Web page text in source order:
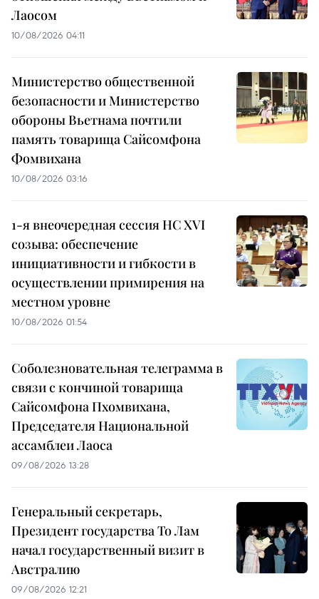
Лаосом
10/08/2026 04:11
Министерство общественной
безопасности и Министерство
обороны Вьетнама почтили
память товарища Сайсомфона
Фомвихана
10/08/2026 03:16
1-я внеочередная сессия НС XVI
созыва: обеспечение
инициативности и гибкости в
осуществлении примирения на
местном уровне
10/08/2026 01:54
Соболезновательная телеграмма в
связи с кончиной товарища
Сайсомфона Пхомвихана,
Председателя Национальной
ассамблеи Лаоса
09/08/2026 13:28
Генеральный секретарь,
Президент государства То Лам
начал государственный визит в
Австралию
09/08/2026 12:21